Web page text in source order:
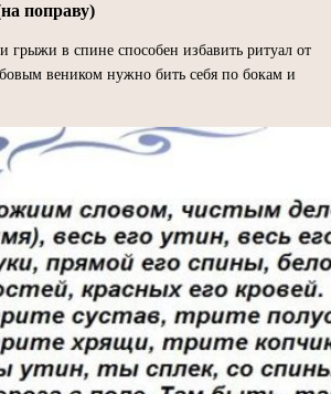
поправу)
в спине способен избавить ритуал от
веником нужно бить себя по бокам и